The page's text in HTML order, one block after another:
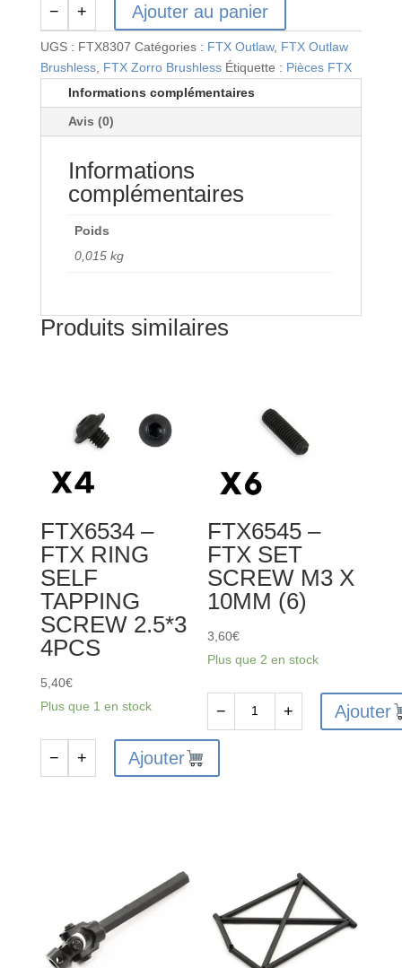
quantité
de
FTX8307
-
OUTLAW
ZORRO
ROLL
− + Ajouter au panier
UGS : FTX8307 Catégories : FTX Outlaw, FTX Outlaw
Brushless, FTX Zorro Brushless Étiquette : Pièces FTX
Informations complémentaires
Avis (0)
Informations
complémentaires
Poids
0,015 kg
Produits similaires
FTX6534 –
FTX RING
SELF
TAPPING
SCREW 2.5*3
4PCS
5,40€
Plus que 1 en stock
TAPPING
SCREW
− + Ajouter
FTX6545 –
FTX SET
SCREW M3 X
10MM (6)
3,60€
Plus que 2 en stock
de
10MM
− + Ajouter